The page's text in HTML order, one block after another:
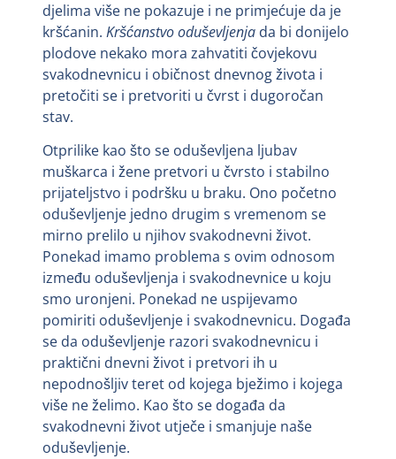
djelima više ne pokazuje i ne primjećuje da je
kršćanin. Kršćanstvo oduševljenja da bi donijelo
plodove nekako mora zahvatiti čovjekovu
svakodnevnicu i običnost dnevnog života i
pretočiti se i pretvoriti u čvrst i dugoročan
stav.
Otprilike kao što se oduševljena ljubav
muškarca i žene pretvori u čvrsto i stabilno
prijateljstvo i podršku u braku. Ono početno
oduševljenje jedno drugim s vremenom se
mirno prelilo u njihov svakodnevni život.
Ponekad imamo problema s ovim odnosom
između oduševljenja i svakodnevnice u koju
smo uronjeni. Ponekad ne uspijevamo
pomiriti oduševljenje i svakodnevnicu. Događa
se da oduševljenje razori svakodnevnicu i
praktični dnevni život i pretvori ih u
nepodnošljiv teret od kojega bježimo i kojega
više ne želimo. Kao što se događa da
svakodnevni život utječe i smanjuje naše
oduševljenje.